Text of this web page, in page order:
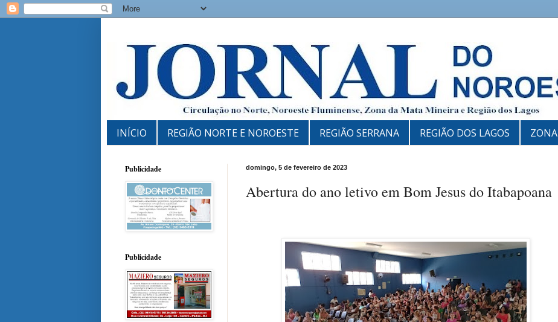
INÍCIO REGIÃO NORTE E NOROESTE REGIÃO SERRANA REGIÃO DOS LAGOS
domingo, 5 de fevereiro de 2023
Abertura do ano letivo em Bom Jesus do Itabapoana
Publicidade
Publicidade